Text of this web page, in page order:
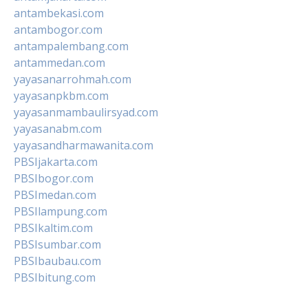
antambekasi.com
antambogor.com
antampalembang.com
antammedan.com
yayasanarrohmah.com
yayasanpkbm.com
yayasanmambaulirsyad.com
yayasanabm.com
yayasandharmawanita.com
PBSIjakarta.com
PBSIbogor.com
PBSImedan.com
PBSIlampung.com
PBSIkaltim.com
PBSIsumbar.com
PBSIbaubau.com
PBSIbitung.com